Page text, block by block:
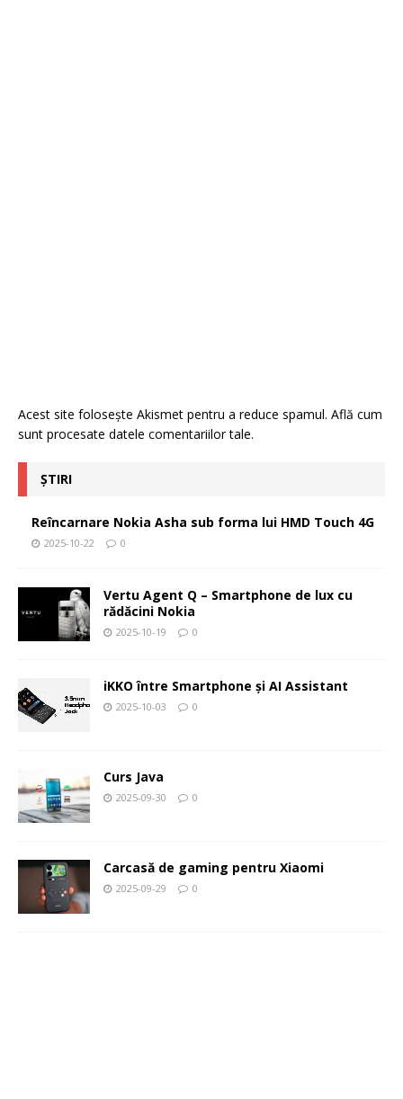
Acest site folosește Akismet pentru a reduce spamul. Află cum
sunt procesate datele comentariilor tale.
ȘTIRI
Reîncarnare Nokia Asha sub forma lui HMD Touch 4G
2025-10-22 0
Vertu Agent Q – Smartphone de lux cu
rădăcini Nokia
2025-10-19 0
iKKO între Smartphone și AI Assistant
2025-10-03 0
Curs Java
2025-09-30 0
Carcasă de gaming pentru Xiaomi
2025-09-29 0